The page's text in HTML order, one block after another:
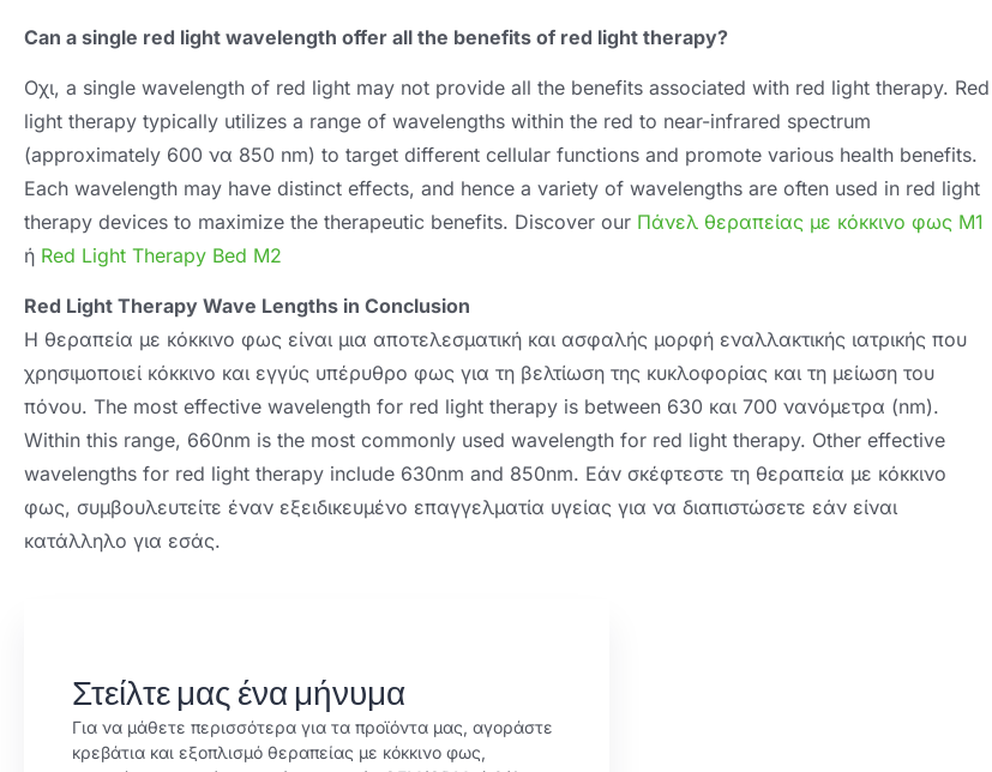
Can a single red light wavelength offer all the benefits of red light therapy?
Οχι, a single wavelength of red light may not provide all the benefits associated with red light therapy. Red
light therapy typically utilizes a range of wavelengths within the red to near-infrared spectrum
(approximately 600 να 850 nm) to target different cellular functions and promote various health benefits.
Each wavelength may have distinct effects, and hence a variety of wavelengths are often used in red light
therapy devices to maximize the therapeutic benefits. Discover our Πάνελ θεραπείας με κόκκινο φως M1
ή Red Light Therapy Bed M2
Red Light Therapy Wave Lengths in Conclusion
Η θεραπεία με κόκκινο φως είναι μια αποτελεσματική και ασφαλής μορφή εναλλακτικής ιατρικής που
χρησιμοποιεί κόκκινο και εγγύς υπέρυθρο φως για τη βελτίωση της κυκλοφορίας και τη μείωση του
πόνου. The most effective wavelength for red light therapy is between 630 και 700 νανόμετρα (nm).
Within this range, 660nm is the most commonly used wavelength for red light therapy. Other effective
wavelengths for red light therapy include 630nm and 850nm. Εάν σκέφτεστε τη θεραπεία με κόκκινο
φως, συμβουλευτείτε έναν εξειδικευμένο επαγγελματία υγείας για να διαπιστώσετε εάν είναι
κατάλληλο για εσάς.
Στείλτε μας ένα μήνυμα
Για να μάθετε περισσότερα για τα προϊόντα μας, αγοράστε
κρεβάτια και εξοπλισμό θεραπείας με κόκκινο φως,